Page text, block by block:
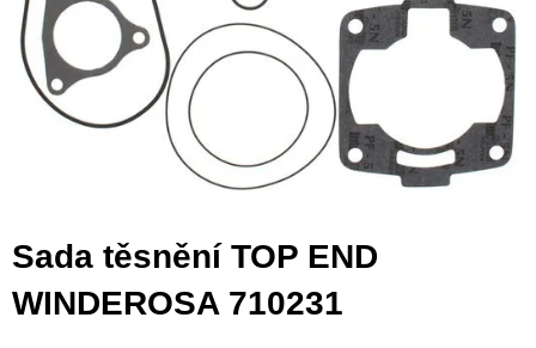
Sada těsnění TOP END
WINDEROSA 710231